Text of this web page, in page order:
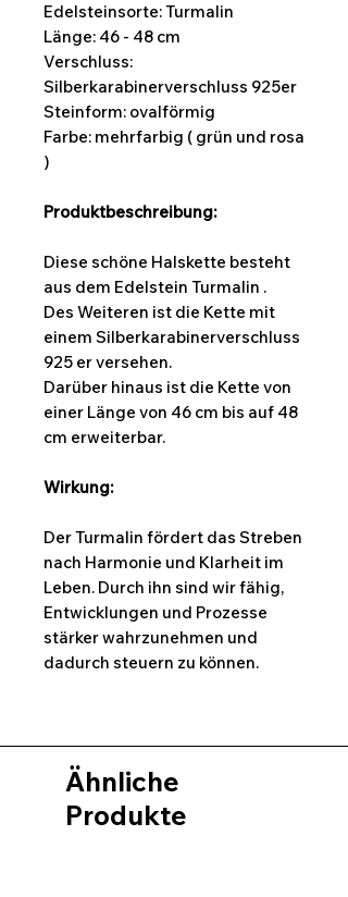
Edelsteinsorte: Turmalin
Länge: 46 - 48 cm
Verschluss:
Silberkarabinerverschluss 925er
Steinform: ovalförmig
Farbe: mehrfarbig ( grün und rosa
)
Produktbeschreibung:
Diese schöne Halskette besteht
aus dem Edelstein Turmalin .
Des Weiteren ist die Kette mit
einem Silberkarabinerverschluss
925 er versehen.
Darüber hinaus ist die Kette von
einer Länge von 46 cm bis auf 48
cm erweiterbar.
Wirkung:
Der Turmalin fördert das Streben
nach Harmonie und Klarheit im
Leben. Durch ihn sind wir fähig,
Entwicklungen und Prozesse
stärker wahrzunehmen und
dadurch steuern zu können.
Ähnliche
Produkte